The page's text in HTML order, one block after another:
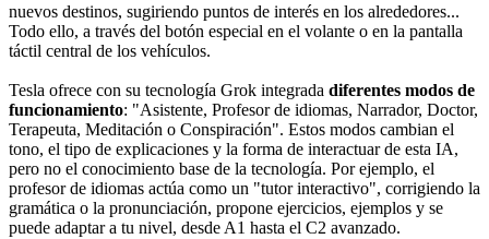
nuevos destinos, sugiriendo puntos de interés en los alrededores...
Todo ello, a través del botón especial en el volante o en la pantalla
táctil central de los vehículos.
Tesla ofrece con su tecnología Grok integrada diferentes modos de
funcionamiento: "Asistente, Profesor de idiomas, Narrador, Doctor,
Terapeuta, Meditación o Conspiración". Estos modos cambian el
tono, el tipo de explicaciones y la forma de interactuar de esta IA,
pero no el conocimiento base de la tecnología. Por ejemplo, el
profesor de idiomas actúa como un "tutor interactivo", corrigiendo la
gramática o la pronunciación, propone ejercicios, ejemplos y se
puede adaptar a tu nivel, desde A1 hasta el C2 avanzado.